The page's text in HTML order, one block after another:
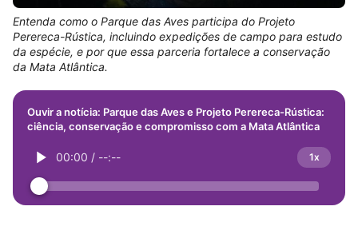
Entenda como o Parque das Aves participa do Projeto
Perereca-Rústica, incluindo expedições de campo para estudo
da espécie, e por que essa parceria fortalece a conservação
da Mata Atlântica.
Ouvir a notícia: Parque das Aves e Projeto Perereca-Rústica:
ciência, conservação e compromisso com a Mata Atlântica
00:00 / --:-- 1x